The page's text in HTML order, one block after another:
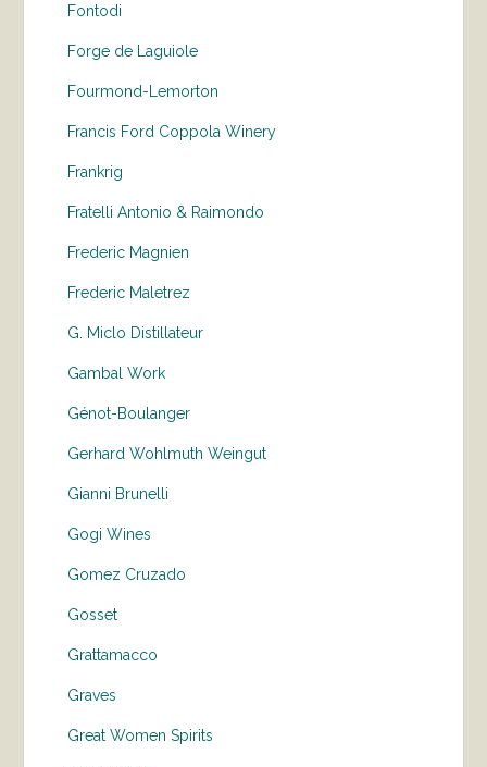
Fontodi
Forge de Laguiole
Fourmond-Lemorton
Francis Ford Coppola Winery
Frankrig
Fratelli Antonio & Raimondo
Frederic Magnien
Frederic Maletrez
G. Miclo Distillateur
Gambal Work
Génot-Boulanger
Gerhard Wohlmuth Weingut
Gianni Brunelli
Gogi Wines
Gomez Cruzado
Gosset
Grattamacco
Graves
Great Women Spirits